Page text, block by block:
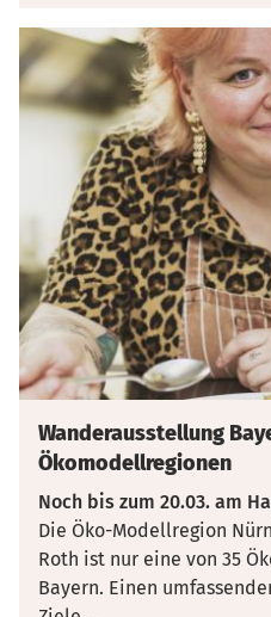
Wanderausstellung
Ökomodellregionen
Noch bis zum 20.03. am
Die Öko-Modellregion
Roth ist nur eine von 35
Bayern. Einen